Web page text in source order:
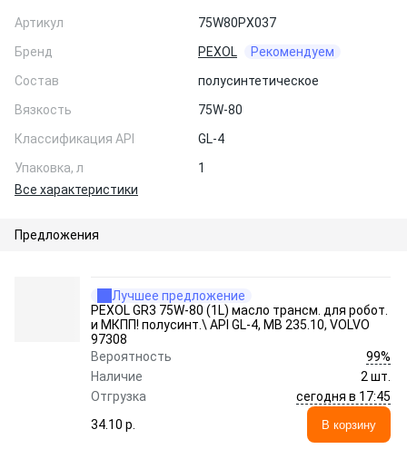
Артикул
75W80PX037
Бренд
PEXOL
Рекомендуем
Состав
полусинтетическое
Вязкость
75W-80
Классификация API
GL-4
Упаковка, л
1
Все характеристики
Предложения
Лучшее предложение
PEXOL GR3 75W-80 (1L) масло трансм. для робот.
и МКПП! полусинт.\ API GL-4, MB 235.10, VOLVO
97308
Вероятность
99%
Наличие
2 шт.
Отгрузка
сегодня в 17:45
34.10 p.
В корзину